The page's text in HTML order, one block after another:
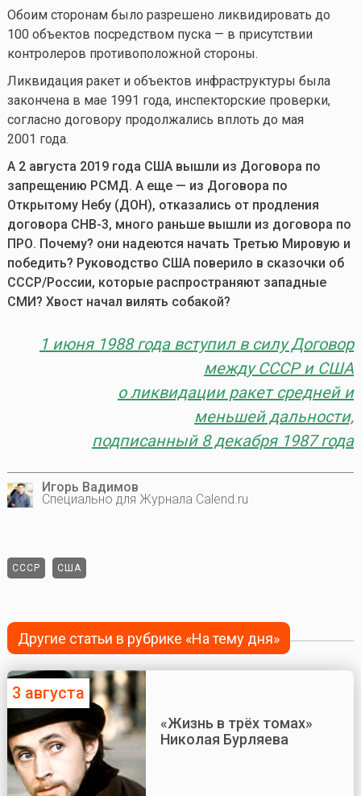
Обоим сторонам было разрешено ликвидировать до
100 объектов посредством пуска — в присутствии
контролеров противоположной стороны.
Ликвидация ракет и объектов инфраструктуры была
закончена в мае 1991 года, инспекторские проверки,
согласно договору продолжались вплоть до мая
2001 года.
А 2 августа 2019 года США вышли из Договора по
запрещению РСМД. А еще — из Договора по
Открытому Небу (ДОН), отказались от продления
договора СНВ-3, много раньше вышли из договора по
ПРО. Почему? они надеются начать Третью Мировую и
победить? Руководство США поверило в сказочки об
СССР/России, которые распространяют западные
СМИ? Хвост начал вилять собакой?
1 июня 1988 года вступил в силу Договор
между СССР и США
о ликвидации ракет средней и
меньшей дальности,
подписанный 8 декабря 1987 года
Игорь Вадимов
Специально для Журнала Calend.ru
СССР США
Другие статьи в рубрике «На тему дня»
3 августа
«Жизнь в трёх томах»
Николая Бурляева